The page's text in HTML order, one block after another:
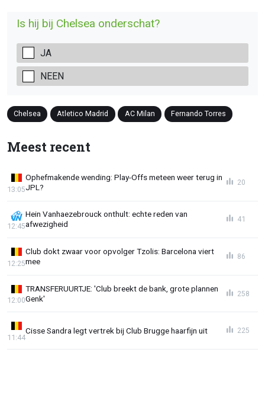
Is hij bij Chelsea onderschat?
JA
NEEN
Chelsea Atletico Madrid AC Milan Fernando Torres
Meest recent
Ophefmakende wending: Play-Offs meteen weer terug in
JPL?
13:05
20
Hein Vanhaezebrouck onthult: echte reden van
afwezigheid
12:45
41
Club dokt zwaar voor opvolger Tzolis: Barcelona viert
mee
12:25
86
TRANSFERUURTJE: 'Club breekt de bank, grote plannen
Genk'
12:00
258
Cisse Sandra legt vertrek bij Club Brugge haarfijn uit
11:44
225